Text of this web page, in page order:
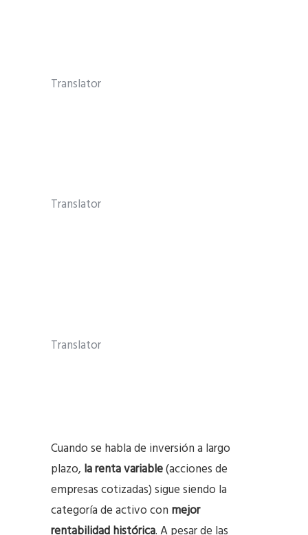
Translator
Translator
Translator
Cuando se habla de inversión a largo
plazo, la renta variable(acciones de
empresas cotizadas) sigue siendo la
categoría de activo con mejor